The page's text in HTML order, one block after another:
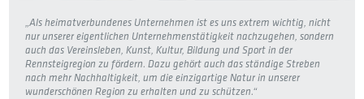
„Als heimatverbundenes Unternehmen ist es uns extrem wichtig, nicht
nur unserer eigentlichen Unternehmenstätigkeit nachzugehen, sondern
auch das Vereinsleben, Kunst, Kultur, Bildung und Sport in der
Rennsteigregion zu fördern. Dazu gehört auch das ständige Streben
nach mehr Nachhaltigkeit, um die einzigartige Natur in unserer
wunderschönen Region zu erhalten und zu schützen.“